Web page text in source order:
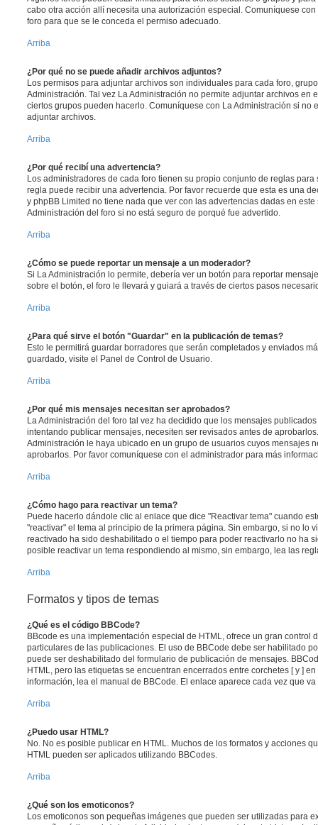
cabo otra acción allí necesita una autorización especial. Comuníquese
foro para que se le conceda el permiso adecuado.
Arriba
¿Por qué no se puede añadir archivos adjuntos?
Los permisos para adjuntar archivos son individuales para cada foro,
Administración. Tal vez La Administración no permite adjuntar archivos en
ciertos grupos pueden hacerlo. Comuníquese con La Administración si no
adjuntar archivos.
Arriba
¿Por qué recibí una advertencia?
Los administradores de cada foro tienen su propio conjunto de reglas
regla puede recibir una advertencia. Por favor recuerde que esta es una
y phpBB Limited no tiene nada que ver con las advertencias dadas en
Administración del foro si no está seguro de porqué fue advertido.
Arriba
¿Cómo se puede reportar un mensaje a un moderador?
Si La Administración lo permite, debería ver un botón para reportar
sobre el botón, el foro le llevará y guiará a través de ciertos pasos
Arriba
¿Para qué sirve el botón "Guardar" en la publicación de temas?
Esto le permitirá guardar borradores que serán completados y enviados
guardado, visite el Panel de Control de Usuario.
Arriba
¿Por qué mis mensajes necesitan ser aprobados?
La Administración del foro tal vez ha decidido que los mensajes
intentando publicar mensajes, necesiten ser revisados antes de
Administración le haya ubicado en un grupo de usuarios cuyos mensajes
aprobarlos. Por favor comuníquese con el administrador para más
Arriba
¿Cómo hago para reactivar un tema?
Puede hacerlo dándole clic al enlace que dice "Reactivar tema" cuando
"reactivar" el tema al principio de la primera página. Sin embargo, si no lo
reactivado ha sido deshabilitado o el tiempo para poder reactivarlo no ha
posible reactivar un tema respondiendo al mismo, sin embargo, lea las
Arriba
Formatos y tipos de temas
¿Qué es el código BBCode?
BBcode es una implementación especial de HTML, ofrece un gran control
particulares de las publicaciones. El uso de BBCode debe ser habilitado
puede ser deshabilitado del formulario de publicación de mensajes.
HTML, pero las etiquetas se encuentran encerrados entre corchetes [ y ]
información, lea el manual de BBCode. El enlace aparece cada vez que
Arriba
¿Puedo usar HTML?
No. No es posible publicar en HTML. Muchos de los formatos y acciones
HTML pueden ser aplicados utilizando BBCodes.
Arriba
¿Qué son los emoticonos?
Los emoticonos son pequeñas imágenes que pueden ser utilizadas para